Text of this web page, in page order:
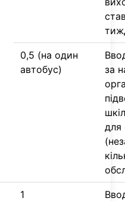
0,5 (на один
автобус)
за
для
1